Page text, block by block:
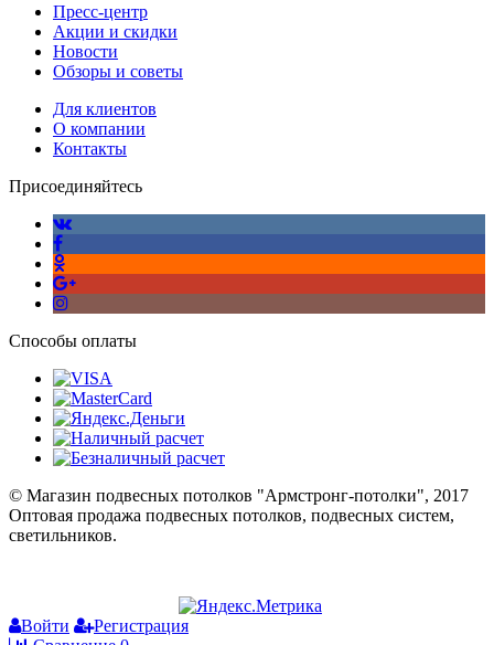
Пресс-центр
Акции и скидки
Новости
Обзоры и советы
Для клиентов
О компании
Контакты
Присоединяйтесь
Способы оплаты
© Магазин подвесных потолков "Армстронг-потолки", 2017
Оптовая продажа подвесных потолков, подвесных систем,
светильников.
Войти
Регистрация